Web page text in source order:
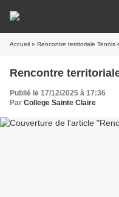
Accueil » Rencontre territoriale Tennis
Rencontre
Publié le 17/12/2025 à 17:36
Par College Sainte Claire